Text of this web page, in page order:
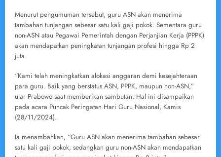
Menurut pengumuman tersebut, guru ASN akan menerima
tambahan tunjangan sebesar satu kali gaji pokok. Sementara guru
non-ASN atau Pegawai Pemerintah dengan Perjanjian Kerja (PPPK)
akan mendapatkan peningkatan tunjangan profesi hingga Rp 2
juta.
“Kami telah meningkatkan alokasi anggaran demi kesejahteraan
para guru. Baik yang berstatus ASN, PPPK, maupun non-ASN,”
ujar Prabowo saat memberikan sambutan. Hal ini disampaikan
pada acara Puncak Peringatan Hari Guru Nasional, Kamis
(28/11/2024).
Ia menambahkan, “Guru ASN akan menerima tambahan sebesar
satu kali gaji pokok, sedangkan guru non-ASN akan mendapatkan